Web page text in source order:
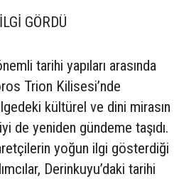
GÖRDÜ
tarihi yapıları arasında
Trion Kilisesi’nde
kültürel ve dini mirasın
de yeniden gündeme taşıdı.
yoğun ilgi gösterdiği
Derinkuyu’daki tarihi